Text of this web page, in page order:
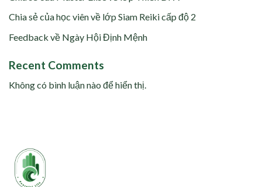
Chia sẻ của học viên về lớp Siam Reiki cấp độ 2
Feedback về Ngày Hội Định Mệnh
Recent Comments
Không có bình luận nào để hiển thị.